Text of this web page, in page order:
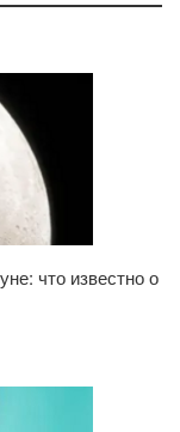
что известно о